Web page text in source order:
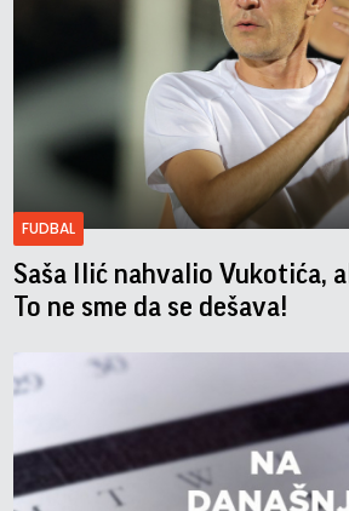
FUDBAL
Saša Ilić nahvalio Vukotića,
To ne sme da se dešava!